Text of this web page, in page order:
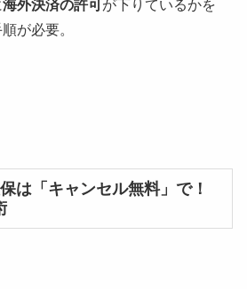
海外決済の許可が下りているかを
が必要。
は「キャンセル無料」で！